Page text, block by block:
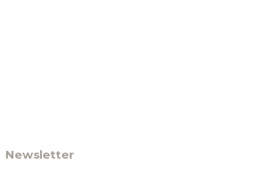
Newsletter